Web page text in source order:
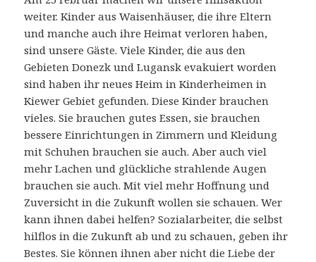
weiter. Kinder aus Waisenhäuser, die ihre Eltern
und manche auch ihre Heimat verloren haben,
sind unsere Gäste. Viele Kinder, die aus den
Gebieten Donezk und Lugansk evakuiert worden
sind haben ihr neues Heim in Kinderheimen in
Kiewer Gebiet gefunden. Diese Kinder brauchen
vieles. Sie brauchen gutes Essen, sie brauchen
bessere Einrichtungen in Zimmern und Kleidung
mit Schuhen brauchen sie auch. Aber auch viel
mehr Lachen und glückliche strahlende Augen
brauchen sie auch. Mit viel mehr Hoffnung und
Zuversicht in die Zukunft wollen sie schauen. Wer
kann ihnen dabei helfen? Sozialarbeiter, die selbst
hilflos in die Zukunft ab und zu schauen, geben ihr
Bestes. Sie können ihnen aber nicht die Liebe der